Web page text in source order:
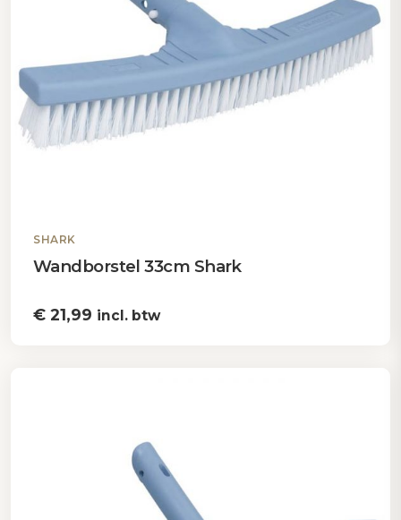
SHARK
Wandborstel 33cm Shark
€ 21,99 incl. btw